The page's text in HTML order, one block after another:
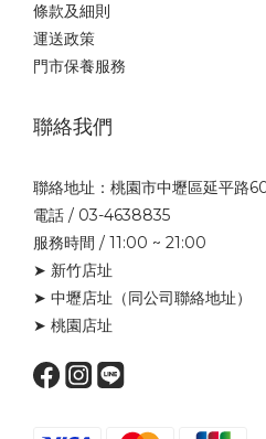
條款及細則
運送政策
門市保養服務
聯絡我們
聯絡地址：桃園市中壢區延平路
電話 / 03-4638835
服務時間 / 11:00 ~ 21:00
➤ 新竹店址
➤ 中壢店址 （同公司聯絡地址）
➤ 桃園店址